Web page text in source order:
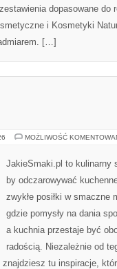
dopasowane do
i Kosmetyki
[…]
MOŻLIWOŚĆ
JakieSmaki.pl to kulinarny
by odczarowywać
zwykłe posiłki w smaczne
gdzie pomysły na dania
a kuchnia przestaje być
radością. Niezależnie od
tu inspiracje,